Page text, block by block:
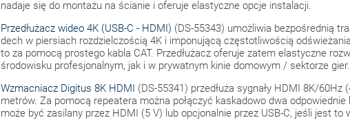
nadaje się do montażu na ścianie i oferuje elastyczne opcje instalacji.
Przedłużacz wideo 4K (USB-C - HDMI) (DS-55343) umożliwia bezpośrednią
dech w piersiach rozdzielczością 4K i imponującą częstotliwością
to za pomocą prostego kabla CAT. Przedłużacz oferuje zatem elastyczne
środowisku profesjonalnym, jak i w prywatnym kinie domowym / sektorze gier.
Wzmacniacz Digitus 8K HDMI (DS-55341) przedłuża sygnały HDMI 8K/
metrów. Za pomocą repeatera można połączyć kaskadowo dwa
może być zasilany przez HDMI (5 V) lub opcjonalnie przez USB-C, jeśli jest to